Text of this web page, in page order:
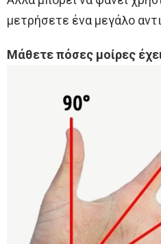
μετρήσετε ένα μεγάλο
Μάθετε πόσες μοίρες